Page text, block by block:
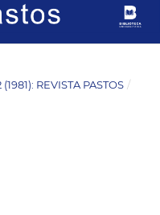
REVISTA PASTOS /